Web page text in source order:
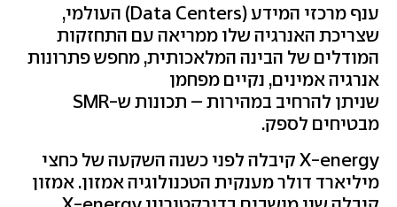
ענף מרכזי המידע (Data Centers) העולמי,
שצריכת האנרגיה שלו ממריאה עם התחזקות
המודלים של הבינה המלאכותית, מחפש פתרונות
אנרגיה אמינים, נקיים מפחמן
שניתן להרחיב במהירות – תכונות ש-SMR
מבטיחים לספק.
X-energy קיבלה לפני כשנה השקעה של כחצי
מיליארד דולר מענקית הטכנולוגיה אמזון. אמזון